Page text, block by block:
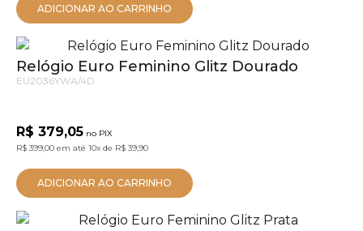
ADICIONAR AO CARRINHO
Relógio Euro Feminino Glitz Dourado
EU2036YWA/4D
R$ 379,05 no PIX
R$ 399,00 em até 10x de R$ 39,90
ADICIONAR AO CARRINHO